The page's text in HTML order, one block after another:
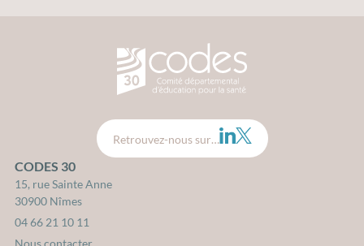
CODES 30 - Comité
Retrouvez-nous sur… LinkedIn
Twitter
CODES 30
15, rue Sainte Anne
30900 Nîmes
04 66 21 10 11
Nous contacter